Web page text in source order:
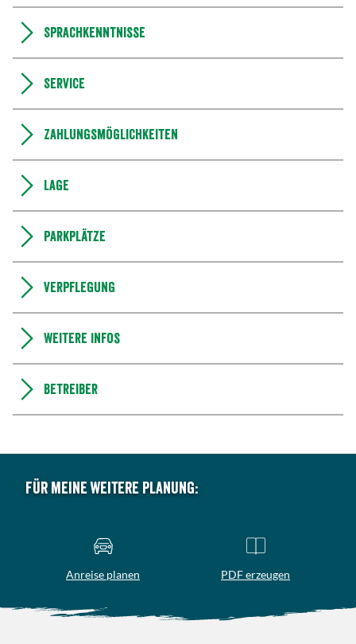
Sprachkenntnisse
Service
Zahlungsmöglichkeiten
Lage
Parkplätze
Verpflegung
Weitere Infos
Betreiber
Für meine weitere Planung:
Anreise planen PDF erzeugen